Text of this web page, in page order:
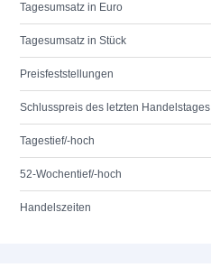
Tagesumsatz in Euro
Tagesumsatz in Stück
Preisfeststellungen
Schlusspreis des letzten Handelstages
Tagestief/-hoch
52-Wochentief/-hoch
Handelszeiten